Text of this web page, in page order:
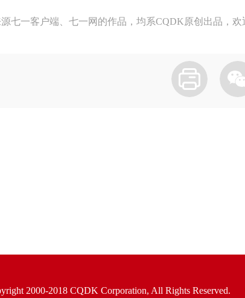
七一客户端、七一网的作品，均系CQDK原创出品，
2000-2018 CQDK Corporation, All Rights Reserved.